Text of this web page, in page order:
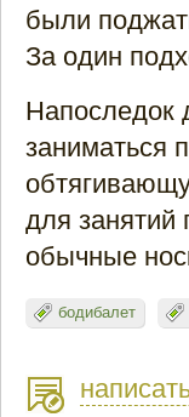
были
За один
Напоследок
заниматься
для занятий
обычные
бодибалет